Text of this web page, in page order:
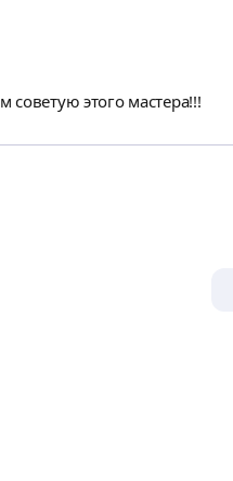
этого мастера!!!